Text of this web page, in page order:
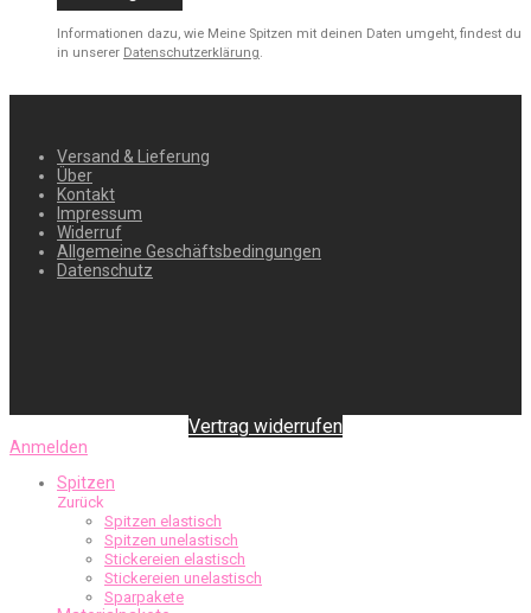
Informationen dazu, wie Meine Spitzen mit deinen Daten umgeht, findest du
in unserer Datenschutzerklärung.
Versand & Lieferung
Über
Kontakt
Impressum
Widerruf
Allgemeine Geschäftsbedingungen
Datenschutz
Vertrag widerrufen
Anmelden
Spitzen
Zurück
Spitzen elastisch
Spitzen unelastisch
Stickereien elastisch
Stickereien unelastisch
Sparpakete